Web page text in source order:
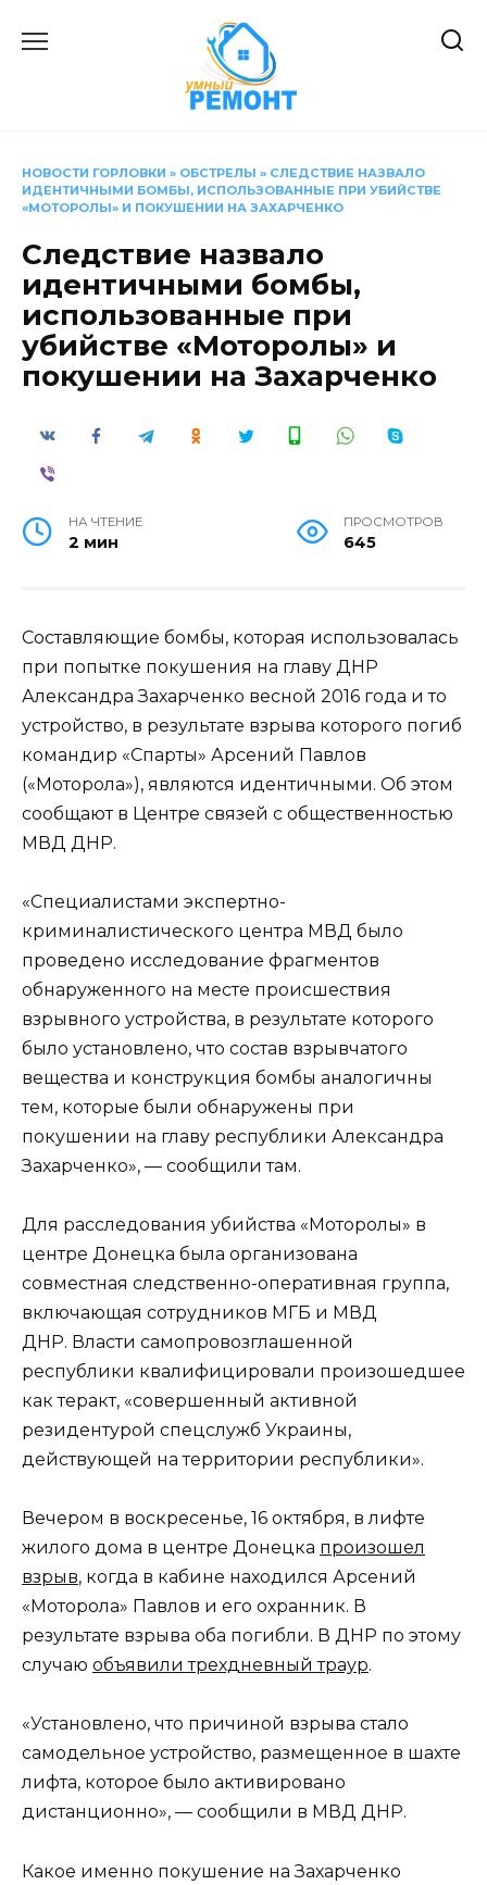
НОВОСТИ ГОРЛОВКИ » ОБСТРЕЛЫ » СЛЕДСТВИЕ НАЗВАЛО
ИДЕНТИЧНЫМИ БОМБЫ, ИСПОЛЬЗОВАННЫЕ ПРИ УБИЙСТВЕ
«МОТОРОЛЫ» И ПОКУШЕНИИ НА ЗАХАРЧЕНКО
Следствие назвало
идентичными бомбы,
использованные при
убийстве «Моторолы» и
покушении на Захарченко
НА ЧТЕНИЕ
2 мин
ПРОСМОТРОВ
645
Составляющие бомбы, которая использовалась
при попытке покушения на главу ДНР
Александра Захарченко весной 2016 года и то
устройство, в результате взрыва которого погиб
командир «Спарты» Арсений Павлов
(«Моторола»), являются идентичными. Об этом
сообщают в Центре связей с общественностью
МВД ДНР.
«Специалистами экспертно-
криминалистического центра МВД было
проведено исследование фрагментов
обнаруженного на месте происшествия
взрывного устройства, в результате которого
было установлено, что состав взрывчатого
вещества и конструкция бомбы аналогичны
тем, которые были обнаружены при
покушении на главу республики Александра
Захарченко», — сообщили там.
Для расследования убийства «Моторолы» в
центре Донецка была организована
совместная следственно-оперативная группа,
включающая сотрудников МГБ и МВД
ДНР. Власти самопровозглашенной
республики квалифицировали произошедшее
как теракт, «совершенный активной
резидентурой спецслужб Украины,
действующей на территории республики».
Вечером в воскресенье, 16 октября, в лифте
жилого дома в центре Донецка произошел
взрыв, когда в кабине находился Арсений
«Моторола» Павлов и его охранник. В
результате взрыва оба погибли. В ДНР по этому
случаю объявили трехдневный траур.
«Установлено, что причиной взрыва стало
самодельное устройство, размещенное в шахте
лифта, которое было активировано
дистанционно», — сообщили в МВД ДНР.
Какое именно покушение на Захарченко